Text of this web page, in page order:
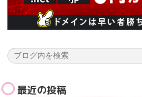
最近の投稿